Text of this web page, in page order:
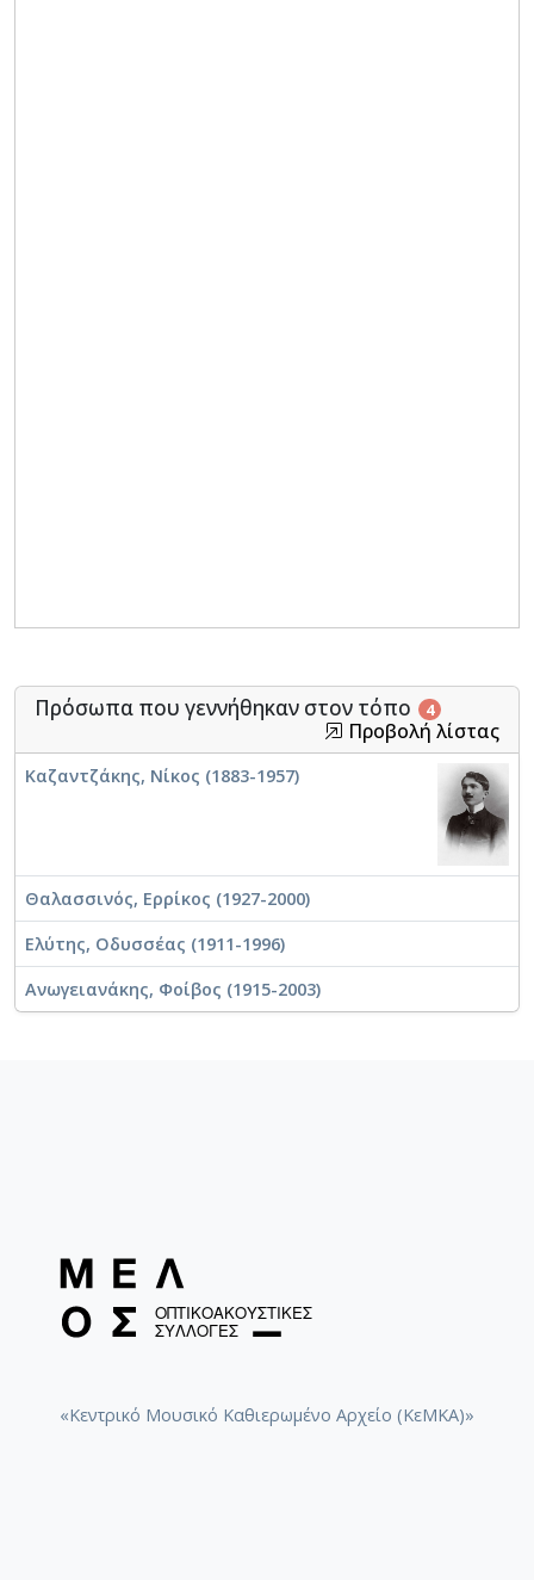
Πρόσωπα που γεννήθηκαν στον τόπο 4
Προβολή λίστας
Καζαντζάκης, Νίκος (1883-1957)
Θαλασσινός, Ερρίκος (1927-2000)
Ελύτης, Οδυσσέας (1911-1996)
Ανωγειανάκης, Φοίβος (1915-2003)
«Κεντρικό Μουσικό Καθιερωμένο Αρχείο (ΚεΜΚΑ)»